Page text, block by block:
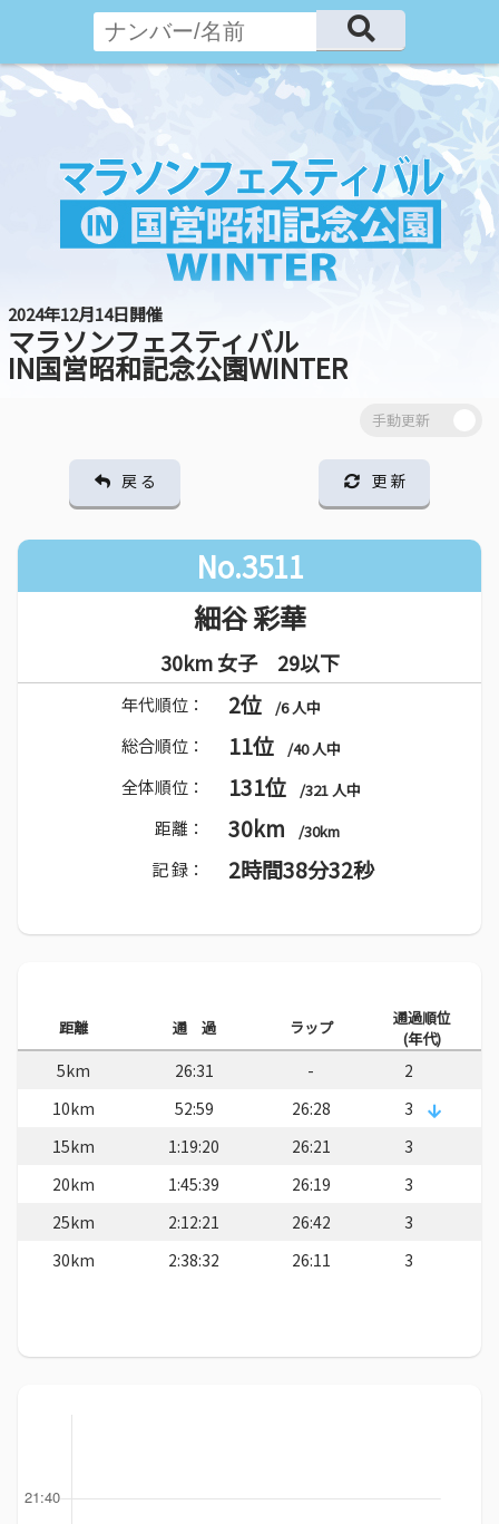
2024年12月14日開催
マラソンフェスティバル
IN国営昭和記念公園WINTER
戻 る 更 新
No.3511
細谷 彩華
30km 女子 29以下
年代順位： 2位 /6 人中
総合順位： 11位 /40 人中
全体順位： 131位 /321 人中
距離： 30km /30km
記 録： 2時間38分32秒
距離 通 過 ラップ
通過順位
(年代)
5km 26:31 -
2
10km
52:59 26:28
3
15km
1:19:20 26:21
3
20km
1:45:39 26:19
3
25km
2:12:21 26:42
3
30km
2:38:32 26:11 3